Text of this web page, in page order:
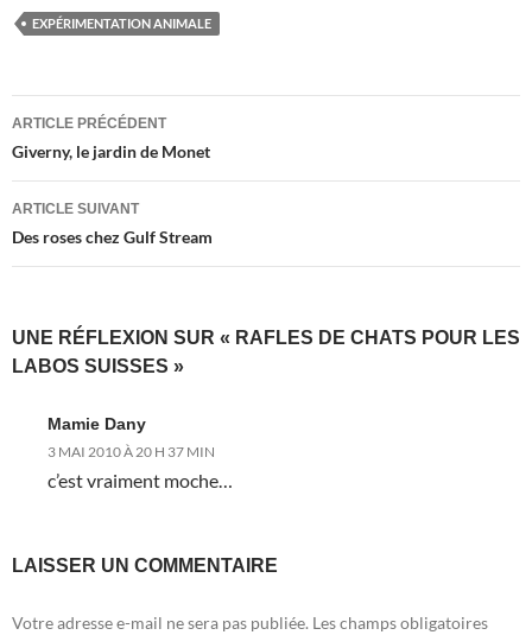
EXPÉRIMENTATION ANIMALE
Navigation
des
articles
ARTICLE PRÉCÉDENT
Giverny, le jardin de Monet
ARTICLE SUIVANT
Des roses chez Gulf Stream
UNE RÉFLEXION SUR « RAFLES DE CHATS POUR LES
LABOS SUISSES »
Mamie Dany
3 MAI 2010 À 20 H 37 MIN
c’est vraiment moche…
LAISSER UN COMMENTAIRE
Votre adresse e-mail ne sera pas publiée. Les champs obligatoires